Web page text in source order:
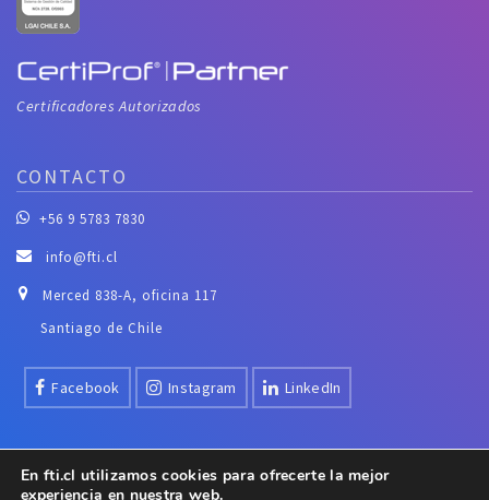
Certificadores Autorizados
CONTACTO
+56 9 5783 7830
info@fti.cl
Merced 838-A, oficina 117
Santiago de Chile
Facebook Instagram LinkedIn
En fti.cl utilizamos cookies para ofrecerte la mejor
experiencia en nuestra web.